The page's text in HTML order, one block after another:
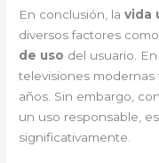
En conclusión, lavida
diversos factores
de uso del usuario.
televisiones
años. Sin embargo,
un uso responsable,
significativamente.